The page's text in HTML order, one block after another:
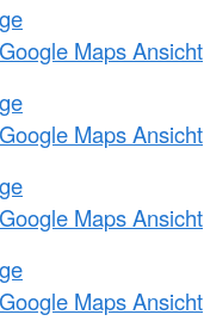
Maps Ansicht
Maps Ansicht
Maps Ansicht
Maps Ansicht